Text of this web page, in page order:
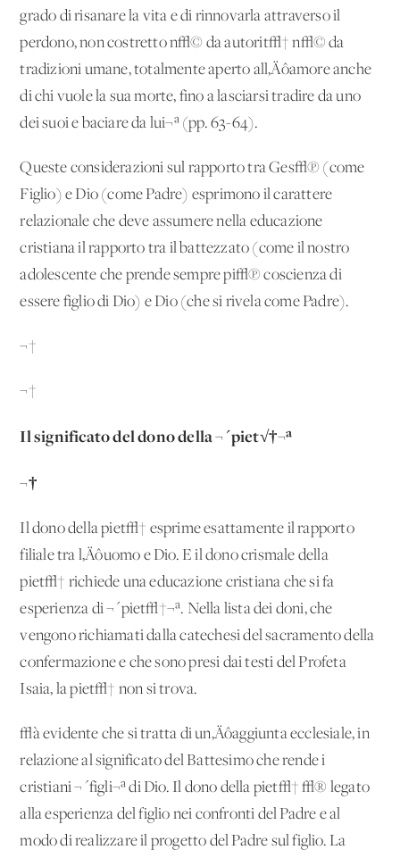
grado di risanare la vita e di rinnovarla attraverso il
perdono, non costretto n√© da autorit√† n√© da
tradizioni umane, totalmente aperto all‚Äôamore anche
di chi vuole la sua morte, fino a lasciarsi tradire da uno
dei suoi e baciare da lui¬ª (pp. 63-64).
Queste considerazioni sul rapporto tra Ges√π (come
Figlio) e Dio (come Padre) esprimono il carattere
relazionale che deve assumere nella educazione
cristiana il rapporto tra il battezzato (come il nostro
adolescente che prende sempre pi√π coscienza di
essere figlio di Dio) e Dio (che si rivela come Padre).
¬†
¬†
Il significato del dono della ¬´piet√†¬ª
¬†
Il dono della piet√† esprime esattamente il rapporto
filiale tra l‚Äôuomo e Dio. E il dono crismale della
piet√† richiede una educazione cristiana che si fa
esperienza di ¬´piet√†¬ª. Nella lista dei doni, che
vengono richiamati dalla catechesi del sacramento della
confermazione e che sono presi dai testi del Profeta
Isaia, la piet√† non si trova.
√à evidente che si tratta di un‚Äôaggiunta ecclesiale, in
relazione al significato del Battesimo che rende i
cristiani ¬´figli¬ª di Dio. Il dono della piet√† √® legato
alla esperienza del figlio nei confronti del Padre e al
modo di realizzare il progetto del Padre sul figlio. La